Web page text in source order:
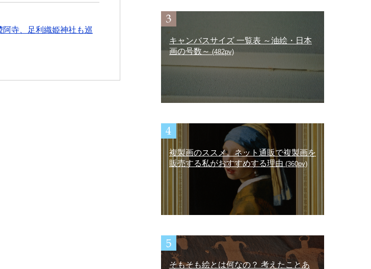
寺、足利織姫神社も巡
キャンバスサイズ 一覧表 ～油絵・日本
画の号数～(482pv)
複製画のススメ。ネット通販で複製画を
販売する私がおすすめする理由 (360pv)
そもそも絵とは何なの？ 考えたことあ